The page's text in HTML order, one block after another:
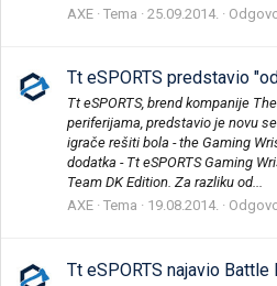
AXE Tema 25.09.2014.
Tt eSPORTS predstavio
Tt eSPORTS, brend kompanije
periferijama, predstavio je novu
igrače rešiti bola - the Gaming
dodatka - Tt eSPORTS Gaming
Team DK Edition. Za razliku od...
AXE Tema 19.08.2014.
Tt eSPORTS najavio Battle